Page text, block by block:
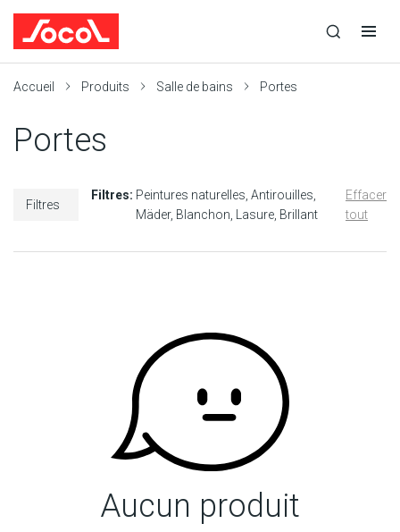
recherche
recherche
navigation
Accueil Produits Salle de bains Portes
Portes
Filtres
Filtres: Peintures naturelles Antirouilles
Mäder Blanchon Lasure Brillant
Effacer
tout
Aucun produit